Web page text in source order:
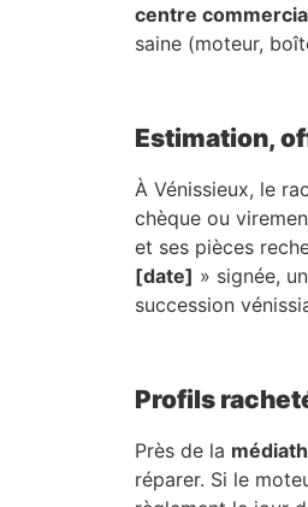
centre
saine (moteur,
Estimation,
À Vénissieux, le
chèque ou
et ses pièces
[date] » signée,
succession
Profils
Près de la
réparer. Si le